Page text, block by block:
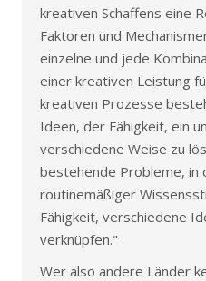
kreativen Schaffens eine
Faktoren und
einzelne und jede
einer kreativen Leistung
kreativen Prozesse
Ideen, der Fähigkeit, ein
verschiedene Weise zu
bestehende Probleme, in
routinemäßiger
Fähigkeit, verschiedene
verknüpfen."
Wer also andere Länder